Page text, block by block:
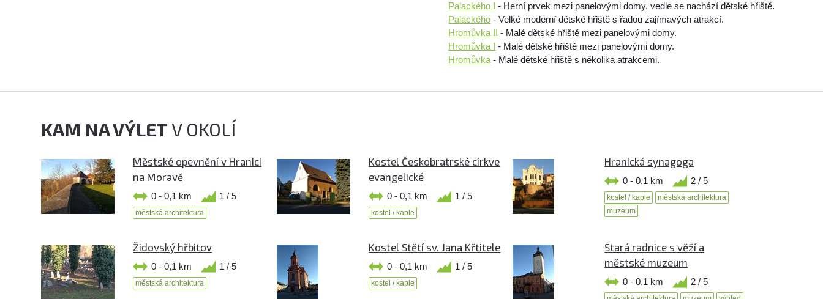
Palackého I - Herní prvek mezi panelovými domy, vedle se nachází dětské hřiště.
Palackého - Velké moderní dětské hřiště s řadou zajímavých atrakcí.
Hromůvka II - Malé dětské hřiště mezi panelovými domy.
Hromůvka I - Malé dětské hřiště mezi panelovými domy.
Hromůvka - Malé dětské hřiště s několika atrakcemi.
KAM NA VÝLETV OKOLÍ
Městské opevnění v Hranici
na Moravě
0 - 0,1 km 1 / 5
městská architektura
Kostel Českobratrské církve
evangelické
0 - 0,1 km 1 / 5
kostel / kaple
Hranická synagoga
0 - 0,1 km 2 / 5
kostel / kaple
městská architektura
muzeum
Židovský hřbitov
0 - 0,1 km 1 / 5
městská architektura
Kostel Stětí sv. Jana Křtitele
0 - 0,1 km 1 / 5
kostel / kaple
Stará radnice s věží a
městské muzeum
0 - 0,1 km 2 / 5